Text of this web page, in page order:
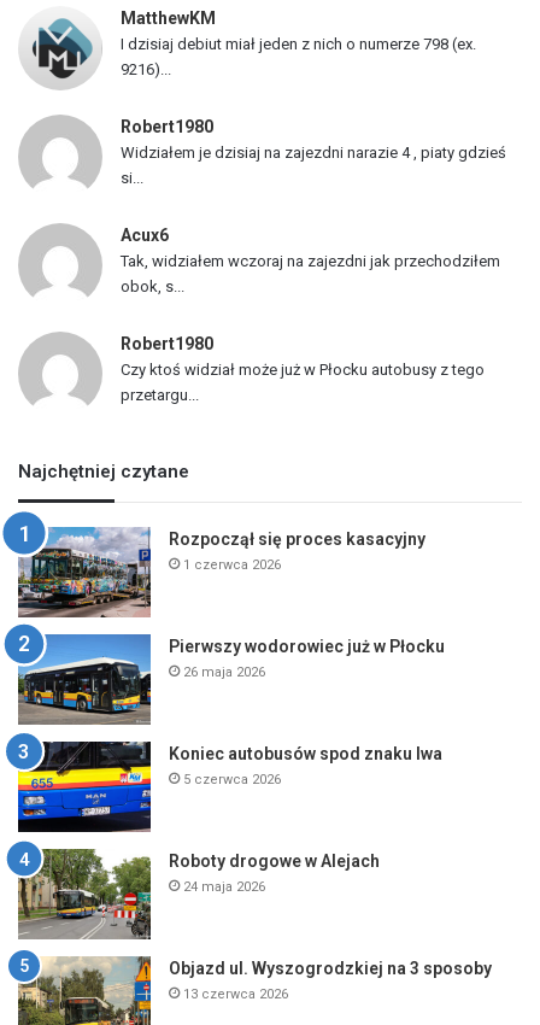
w
MatthewKM
I dzisiaj debiut miał jeden z nich o numerze 798 (ex.
9216)...
Robert1980
Widziałem je dzisiaj na zajezdni narazie 4 , piaty gdzieś
si...
Acux6
Tak, widziałem wczoraj na zajezdni jak przechodziłem
obok, s...
Robert1980
Czy ktoś widział może już w Płocku autobusy z tego
przetargu...
Najchętniej czytane
Rozpoczął się proces kasacyjny
1 czerwca 2026
Pierwszy wodorowiec już w Płocku
26 maja 2026
Koniec autobusów spod znaku lwa
5 czerwca 2026
Roboty drogowe w Alejach
24 maja 2026
Objazd ul. Wyszogrodzkiej na 3 sposoby
13 czerwca 2026